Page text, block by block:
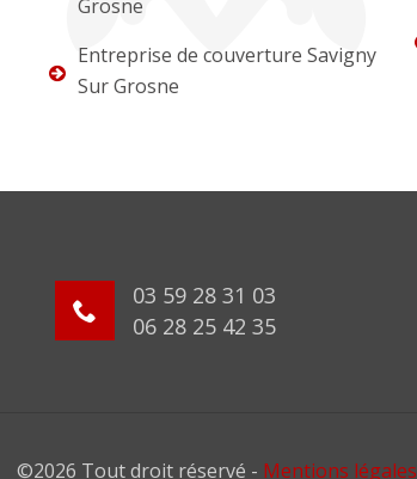
Grosne
Entreprise de couverture Savigny
Sur Grosne
03 59 28 31 03
06 28 25 42 35
©2026 Tout droit réservé - Mentions légales